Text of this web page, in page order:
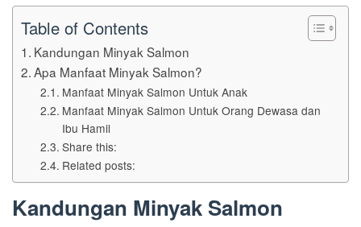
Table of Contents
Kandungan Minyak Salmon
Apa Manfaat Minyak Salmon?
Manfaat Minyak Salmon Untuk Anak
Manfaat Minyak Salmon Untuk Orang Dewasa dan
Ibu Hamil
Share this:
Related posts:
Kandungan Minyak Salmon